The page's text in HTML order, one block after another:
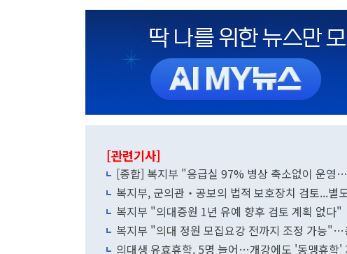
[관련기사]
[종합] 복지부 "응급실 97% 병상 축소없이 운영
복지부, 군의관‧공보의 법적 보호장치 검토...별
복지부 "의대증원 1년 유예 향후 검토 계획 없다"
복지부 "의대 정원 모집요강 전까지 조정 가능"…
의대생 유효휴학, 5명 늘어…개강에도 '동맹휴학'